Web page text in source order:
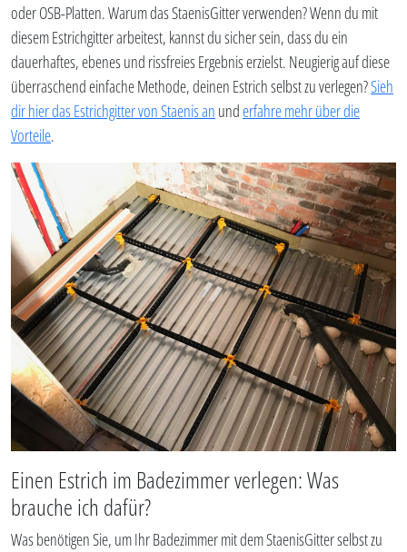
oder OSB-Platten. Warum das StaenisGitter verwenden? Wenn du mit
diesem Estrichgitter arbeitest, kannst du sicher sein, dass du ein
dauerhaftes, ebenes und rissfreies Ergebnis erzielst. Neugierig auf diese
überraschend einfache Methode, deinen Estrich selbst zu verlegen?Sieh
dir hier das Estrichgitter von Staenis an underfahre mehr über die
Vorteile.
Einen Estrich im Badezimmer verlegen: Was
brauche ich dafür?
Was benötigen Sie, um Ihr Badezimmer mit dem StaenisGitter selbst zu